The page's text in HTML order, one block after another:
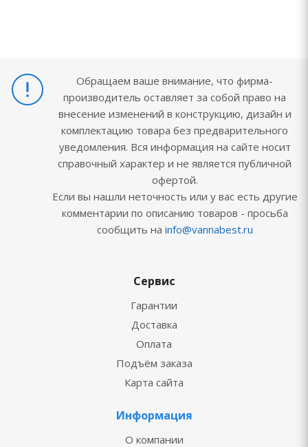
Обращаем ваше внимание, что фирма-
производитель оставляет за собой право на
внесение изменений в конструкцию, дизайн и
комплектацию товара без предварительного
уведомления. Вся информация на сайте носит
справочный характер и не является публичной
офертой.
Если вы нашли неточность или у вас есть другие
комментарии по описанию товаров - просьба
сообщить на info@vannabest.ru
Сервис
Гарантии
Доставка
Оплата
Подъём заказа
Карта сайта
Информация
О компании